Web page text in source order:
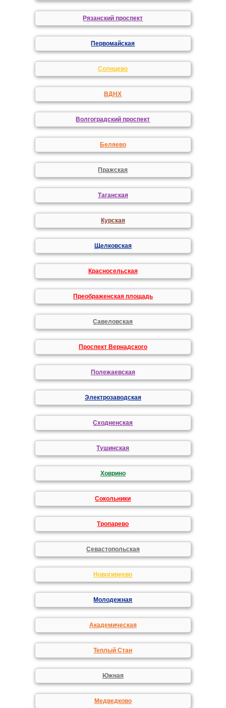
Рязанский проспект
Первомайская
Солнцево
ВДНХ
Волгоградский проспект
Беляево
Пражская
Таганская
Курская
Щелковская
Красносельская
Преображенская площадь
Савеловская
Проспект Вернадского
Полежаевская
Электрозаводская
Сходненская
Тушинская
Ховрино
Сокольники
Тропарево
Севастопольская
Новогиреево
Молодежная
Академическая
Теплый Стан
Южная
Медведково